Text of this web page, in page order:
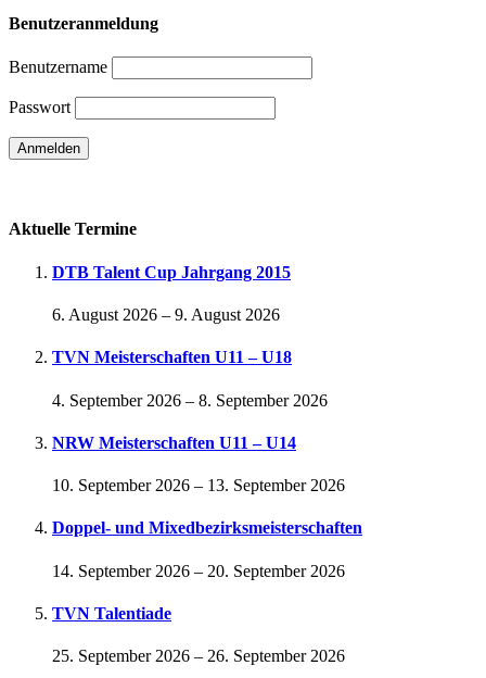
Benutzeranmeldung
Benutzername
Passwort
Aktuelle Termine
DTB Talent Cup Jahrgang 2015
6. August 2026 – 9. August 2026
TVN Meisterschaften U11 – U18
4. September 2026 – 8. September 2026
NRW Meisterschaften U11 – U14
10. September 2026 – 13. September 2026
Doppel- und Mixedbezirksmeisterschaften
14. September 2026 – 20. September 2026
TVN Talentiade
25. September 2026 – 26. September 2026